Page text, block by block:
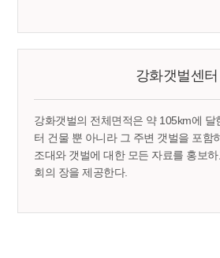
강화갯벌센터
강화갯벌의 전체면적은 약 105km에 달
터 건물 뿐 아니라 그 주변 갯벌을 포함
조대와 갯벌에 대한 모든 자료를 홍보
회의 장을 제공한다.